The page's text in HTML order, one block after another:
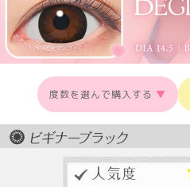
度数を選んで購入する ▼